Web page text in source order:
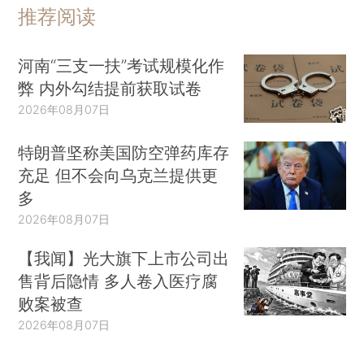
推荐阅读
河南“三支一扶”考试规模化作
弊 内外勾结提前获取试卷
2026年08月07日
特朗普坚称美国防空弹药库存
充足 但不会向乌克兰提供更
多
2026年08月07日
【我闻】光大旗下上市公司出
售背后隐情 多人卷入医疗腐
败案被查
2026年08月07日